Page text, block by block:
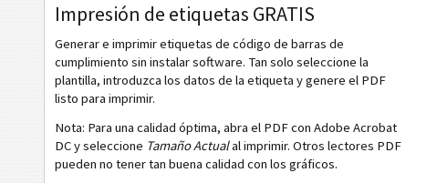
BOSCH Neutral 70x17mm
BOSCH Neutral 17x17mm
MAT
Etiquetas MAT
LTO
Etiquetas LTO
Impresión de etiquetas GRATIS
Generar e imprimir etiquetas de código de barras de
cumplimiento sin instalar software. Tan solo seleccione la
plantilla, introduzca los datos de la etiqueta y genere el PDF
listo para imprimir.
Nota: Para una calidad óptima, abra el PDF con Adobe Acrobat
DC y seleccione Tamaño Actualal imprimir. Otros lectores PDF
pueden no tener tan buena calidad con los gráficos.